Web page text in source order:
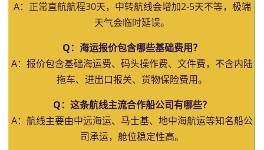
A：正常直航航程30天，中转航线会增加2-5天不等，极端
天气会临时延误。
Q：海运报价包含哪些基础费用？
A：报价包含基础海运费、码头操作费、文件费，不含内陆
拖车、进出口报关、货物保险费用。
Q：这条航线主流合作船公司有哪些？
A：航线主要由中远海运、马士基、地中海航运等知名船公
司承运，舱位稳定性高。